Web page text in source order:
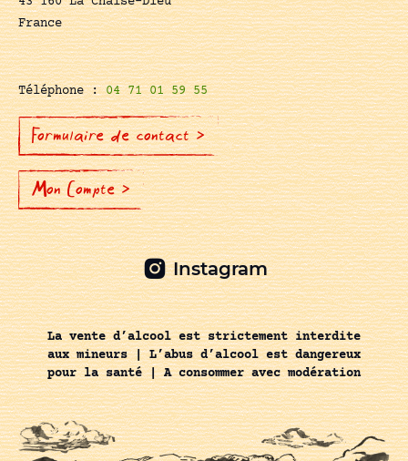
France
Téléphone :04 71 01 59 55
Formulaire de contact >
Mon Compte >
Instagram
La vente d’alcool est strictement interdite
aux mineurs | L’abus d’alcool est dangereux
pour la santé | A consommer avec modération